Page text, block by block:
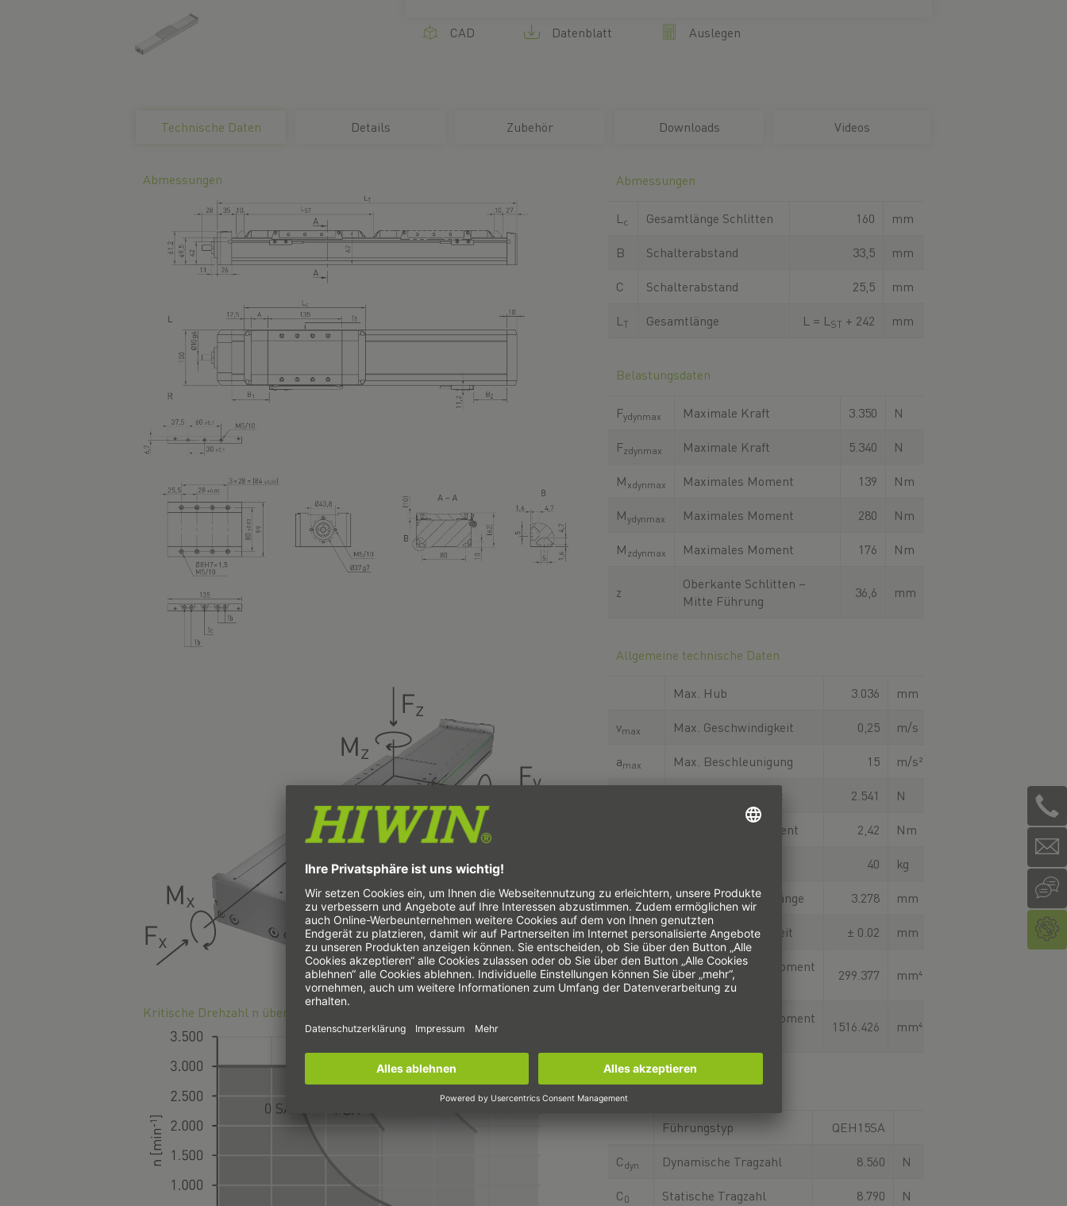
CAD Datenblatt Auslegen
current
Technische Daten Details Zubehör Downloads Videos
Abmessungen
Kritische Drehzahl n über Hublänge Achse LST
Abmessungen
L c Gesamtlänge Schlitten 160 mm
B Schalterabstand 33,5 mm
C Schalterabstand 25,5 mm
L T Gesamtlänge L = L ST + 242 mm
Belastungsdaten
Fydynmax Maximale Kraft 3.350 N
Fzdynmax Maximale Kraft 5.340 N
M xdynmax Maximales Moment 139 Nm
Mydynmax Maximales Moment 280 Nm
M zdynmax Maximales Moment 176 Nm
z
Oberkante Schlitten –
Mitte Führung
36,6 mm
Allgemeine technische Daten
Max. Hub 3.036 mm
vmax Max. Geschwindigkeit 0,25 m/s
amax Max. Beschleunigung 15 m/s²
Max. Vorschubkraft 2.541 N
Max. Antriebsmoment 2,42 Nm
40 kg
Maximale Gesamtlänge 3.278 mm
Wiederholgenauigkeit ± 0.02 mm
Ix
Flächenträgheitsmoment
Profilquerschnitt
299.377 mm⁴
Flächenträgheitsmoment
1516.426 mm⁴
Führung
Führungstyp QEH15SA
Cdyn Dynamische Tragzahl 8.560 N
C0 Statische Tragzahl 8.790 N